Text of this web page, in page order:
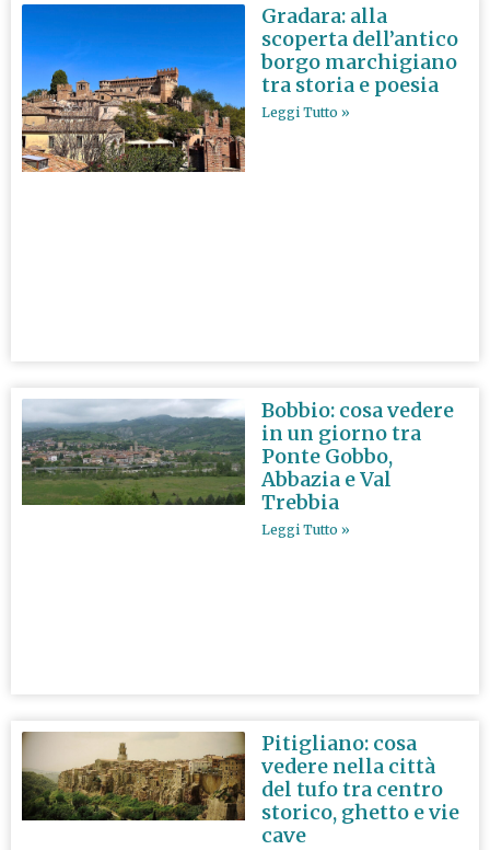
Gradara: alla
scoperta dell’antico
borgo marchigiano
tra storia e poesia
Leggi Tutto »
Bobbio: cosa vedere
in un giorno tra
Ponte Gobbo,
Abbazia e Val
Trebbia
Leggi Tutto »
Pitigliano: cosa
vedere nella città
del tufo tra centro
storico, ghetto e vie
cave